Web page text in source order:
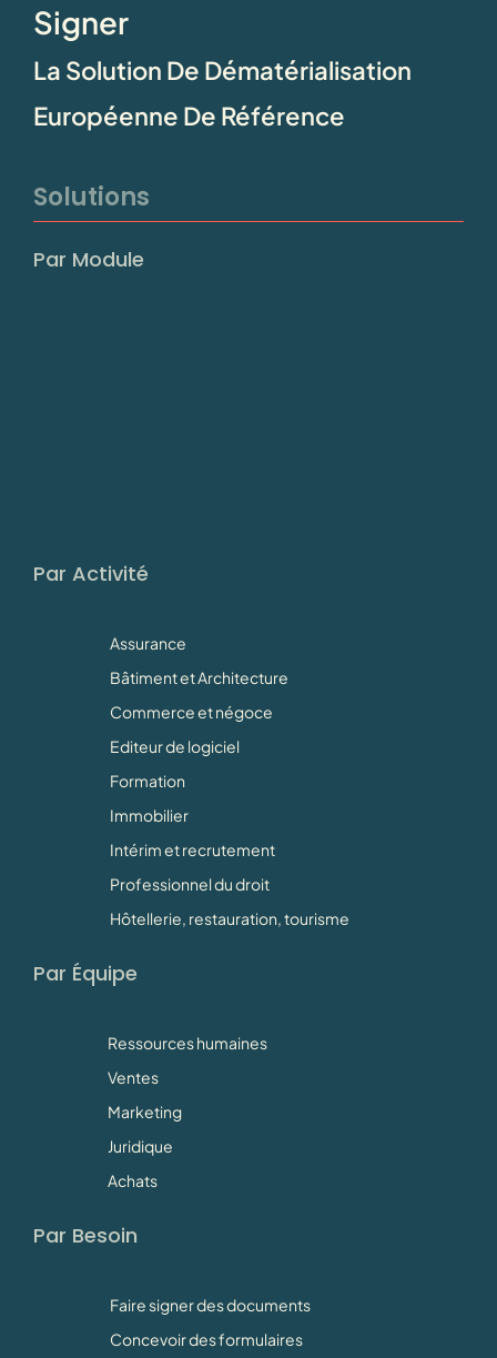
Signer
La Solution De Dématérialisation
Européenne De Référence
Solutions
Par Module
Par Activité
Assurance
Bâtiment et Architecture
Commerce et négoce
Editeur de logiciel
Formation
Immobilier
Intérim et recrutement
Professionnel du droit
Hôtellerie, restauration, tourisme
Par Équipe
Ressources humaines
Ventes
Marketing
Juridique
Achats
Par Besoin
Faire signer des documents
Concevoir des formulaires